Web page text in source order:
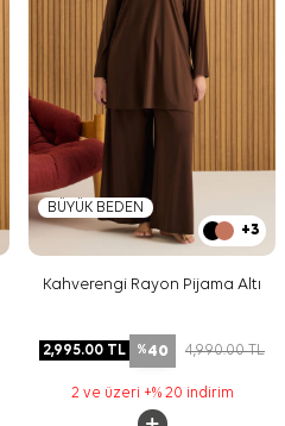
BÜYÜK BEDEN
+3
Kahverengi Rayon Pijama Altı
2,995.00 TL %40 4,990.00TL
2 ve üzeri +% 20 indirim